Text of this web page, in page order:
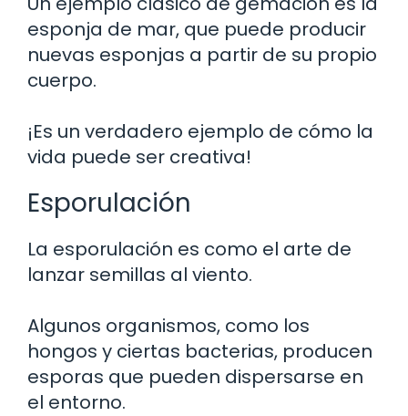
esponja de mar, que puede producir
nuevas esponjas a partir de su propio
cuerpo.
¡Es un verdadero ejemplo de cómo la
vida puede ser creativa!
Esporulación
La esporulación es como el arte de
lanzar semillas al viento.
Algunos organismos, como los
hongos y ciertas bacterias, producen
esporas que pueden dispersarse en
el entorno.